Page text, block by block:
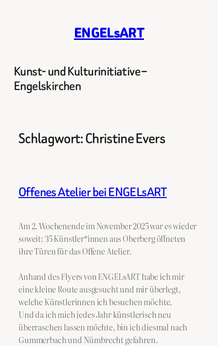
ENGELsART
Kunst- und Kulturinitiative –
Engelskirchen
Schlagwort:Christine Evers
Offenes Atelier bei ENGELsART
Am 2. Wochenende im November 2025 war es wieder
soweit: 35 Künstler*innen aus Oberberg öffneten
ihre Türen für das Offene Atelier.
Anhand des Flyers von ENGELsART habe ich mir
eine kleine Route ausgesucht und mir überlegt,
welche Künstlerinnen ich besuchen möchte.
Und da ich mich jedes Jahr künstlerisch neu
überraschen lassen möchte, bin ich diesmal nach
Gummerbach und Nümbrecht gefahren.